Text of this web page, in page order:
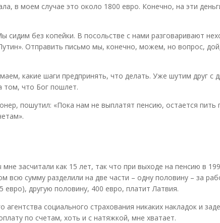
в моем случае это около 1800 евро. Конечно, на эти
сидим без копейки. В посольстве с нами разговаривают
Отправить письмо мы, конечно, можем, но вопрос,
какие шаги предпринять, что делать. Уже шутим друг с
том, что Бог пошлет.
пошутил: «Пока нам не выплатят пенсию, остается пить
засчитали как 15 лет, так что при выходе на пенсию в
сумму разделили на две части – одну половину – за
другую половину, 400 евро, платит Латвия.
социального страхования никаких накладок и
по счетам, хоть и с натяжкой, мне хватает.